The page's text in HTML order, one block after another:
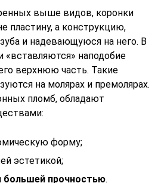
выше видов, коронки
пластину, а конструкцию,
и надевающуюся на него. В
наподобие
верхнюю часть. Такие
на молярах и премолярах.
пломб, обладают
форму;
эстетикой;
большей прочностью.